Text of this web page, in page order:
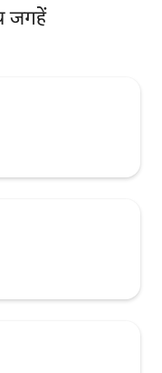
जगहें